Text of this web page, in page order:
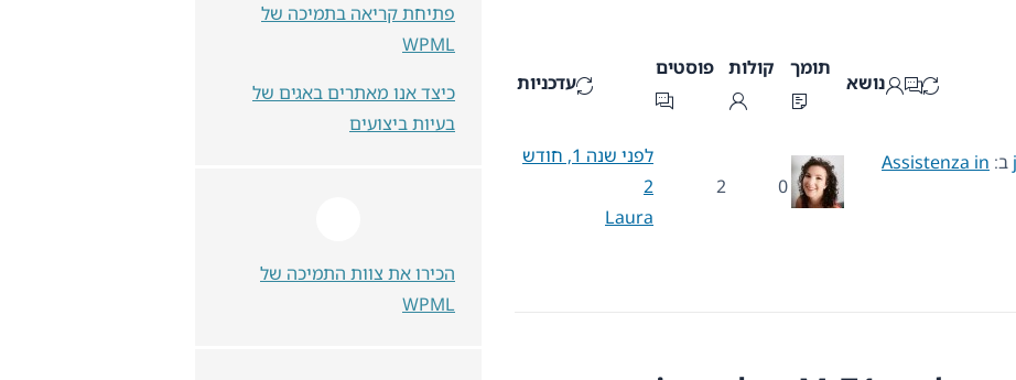
נושא
תומך קולות פוסטים
עדכניות
ב: Assistenza in
0
2
לפני שנה 1, חודש
2
Laura
פתיחת קריאה בתמיכה של
WPML
כיצד אנו מאתרים באגים של
בעיות ביצועים
הכירו את צוות התמיכה של
WPML